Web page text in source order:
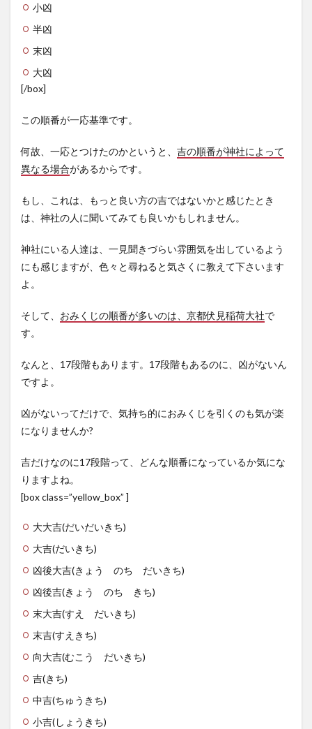
小凶
半凶
末凶
大凶
[/box]
この順番が一応基準です。
何故、一応とつけたのかというと、 吉の順番が神社によって
異なる場合があるからです。
もし、これは、もっと良い方の吉ではないかと感じたとき
は、神社の人に聞いてみても良いかもしれません。
神社にいる人達は、一見聞きづらい雰囲気を出しているよう
にも感じますが、色々と尋ねると気さくに教えて下さいます
よ。
そして、 おみくじの順番が多いのは、京都伏見稲荷大社で
す。
なんと、17段階もあります。17段階もあるのに、凶がないん
ですよ。
凶がないってだけで、気持ち的におみくじを引くのも気が楽
になりませんか?
吉だけなのに17段階って、どんな順番になっているか気にな
りますよね。
[box class=”yellow_box” ]
大大吉(だいだいきち)
大吉(だいきち)
凶後大吉(きょう のち だいきち)
凶後吉(きょう のち きち)
末大吉(すえ だいきち)
末吉(すえきち)
向大吉(むこう だいきち)
吉(きち)
中吉(ちゅうきち)
小吉(しょうきち)